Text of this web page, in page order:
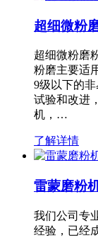
超细微粉
超细微粉磨
粉磨主要适
9级以下的
试验和改进
机，…
了解详情
雷蒙磨粉
我们公司专
经验，已经